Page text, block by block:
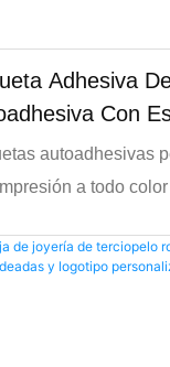
Adhesiva
Con
autoadhesivas
a todo
diseñadas